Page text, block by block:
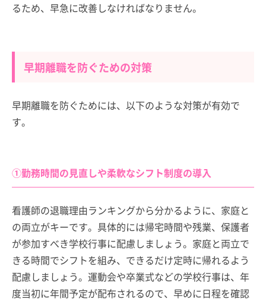
るため、早急に改善しなければなりません。
早期離職を防ぐための対策
早期離職を防ぐためには、以下のような対策が有効で
す。
①勤務時間の見直しや柔軟なシフト制度の導入
看護師の退職理由ランキングから分かるように、家庭と
の両立がキーです。具体的には帰宅時間や残業、保護者
が参加すべき学校行事に配慮しましょう。家庭と両立で
きる時間でシフトを組み、できるだけ定時に帰れるよう
配慮しましょう。運動会や卒業式などの学校行事は、年
度当初に年間予定が配布されるので、早めに日程を確認